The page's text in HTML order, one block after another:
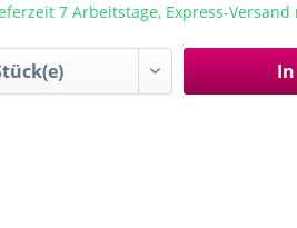
7 Arbeitstage, Express-Versand